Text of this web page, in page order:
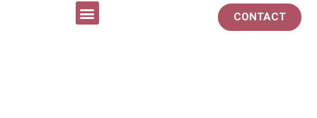
CONTACT